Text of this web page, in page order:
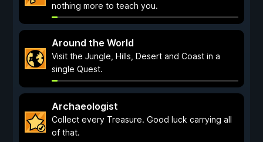
nothing more to teach you.
Around the World
Visit the Jungle, Hills, Desert and Coast in a
single Quest.
Archaeologist
Collect every Treasure. Good luck carrying all
of that.